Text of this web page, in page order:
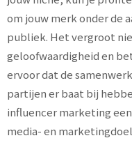
om jouw merk onder de
publiek. Het vergroot
geloofwaardigheid en
ervoor dat de
partijen er baat bij
influencer marketing
media- en